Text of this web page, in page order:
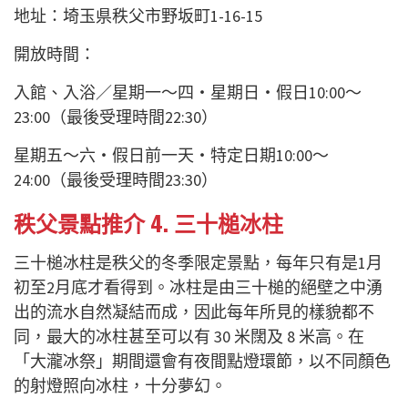
地址：埼玉県秩父市野坂町1-16-15
開放時間：
入館、入浴／星期一～四・星期日・假日10:00～
23:00（最後受理時間22:30）
星期五～六・假日前一天・特定日期10:00～
24:00（最後受理時間23:30）
秩父景點推介 4. 三十槌冰柱
三十槌冰柱是秩父的冬季限定景點，每年只有是1月
初至2月底才看得到。冰柱是由三十槌的絕壁之中湧
出的流水自然凝結而成，因此每年所見的樣貌都不
同，最大的冰柱甚至可以有 30 米闊及 8 米高。在
「大瀧冰祭」期間還會有夜間點燈環節，以不同顏色
的射燈照向冰柱，十分夢幻。